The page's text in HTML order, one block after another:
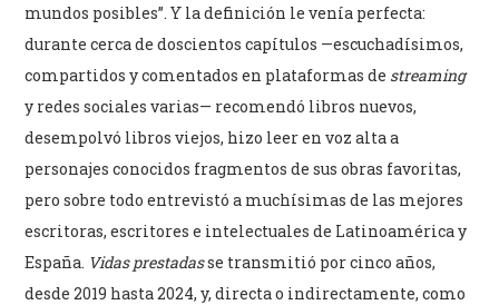
mundos posibles”. Y la definición le venía perfecta:
durante cerca de doscientos capítulos —escuchadísimos,
compartidos y comentados en plataformas de streaming
y redes sociales varias— recomendó libros nuevos,
desempolvó libros viejos, hizo leer en voz alta a
personajes conocidos fragmentos de sus obras favoritas,
pero sobre todo entrevistó a muchísimas de las mejores
escritoras, escritores e intelectuales de Latinoamérica y
España. Vidas prestadasse transmitió por cinco años,
desde 2019 hasta 2024, y, directa o indirectamente, como